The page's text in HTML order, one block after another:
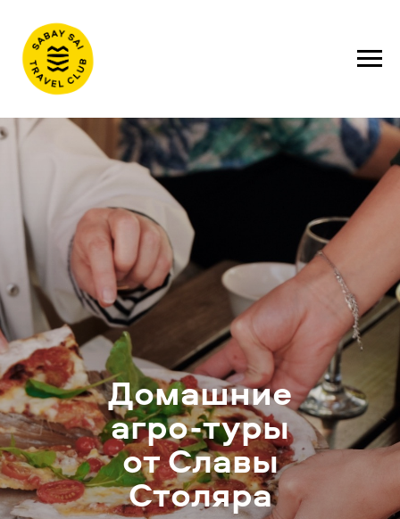
Домашние
агро-туры
от Славы
Столяра